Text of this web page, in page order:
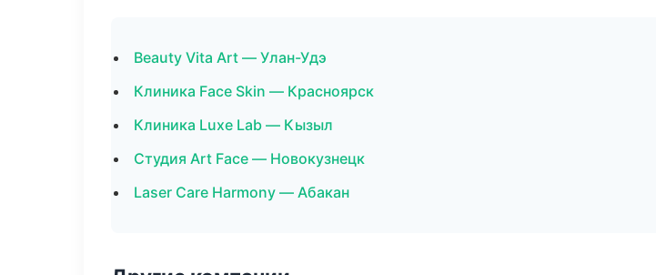
Beauty Vita Art — Улан-Удэ
Клиника Face Skin — Красноярск
Клиника Luxe Lab — Кызыл
Студия Art Face — Новокузнецк
Laser Care Harmony — Абакан